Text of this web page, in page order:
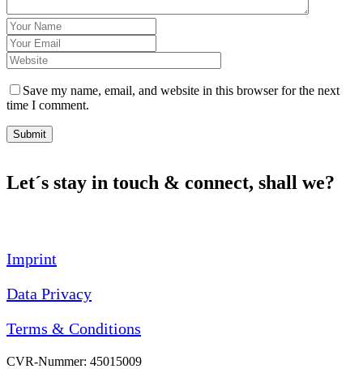
Save my name, email, and website in this browser for the next
time I comment.
Submit
Let´s stay in touch & connect, shall we?
Imprint
Data Privacy
Terms & Conditions
CVR-Nummer: 45015009